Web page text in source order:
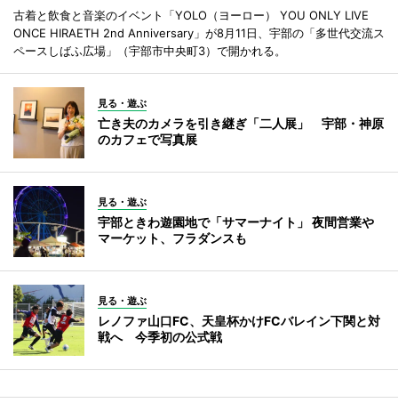
古着と飲食と音楽のイベント「YOLO（ヨーロー） YOU ONLY LIVE
ONCE HIRAETH 2nd Anniversary」が8月11日、宇部の「多世代交流ス
ペースしばふ広場」（宇部市中央町3）で開かれる。
見る・遊ぶ
亡き夫のカメラを引き継ぎ「二人展」 宇部・神原
のカフェで写真展
見る・遊ぶ
宇部ときわ遊園地で「サマーナイト」 夜間営業や
マーケット、フラダンスも
見る・遊ぶ
レノファ山口FC、天皇杯かけFCバレイン下関と対
戦へ 今季初の公式戦